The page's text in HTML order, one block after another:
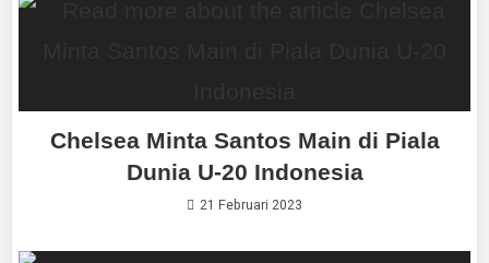
Chelsea Minta Santos Main di Piala
Dunia U-20 Indonesia
21 Februari 2023